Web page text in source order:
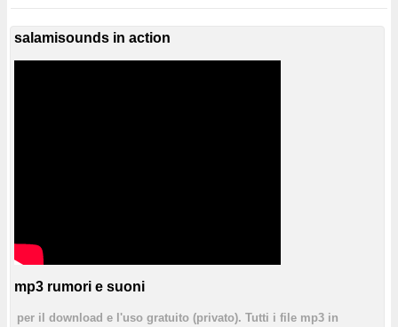
salamisounds in action
mp3 rumori e suoni
per il download e l'uso gratuito (privato). Tutti i file mp3 in